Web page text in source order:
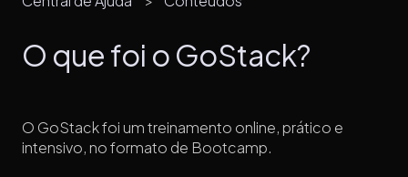
O que foi o GoStack?
O GoStack foi um treinamento online, prático e
intensivo, no formato de Bootcamp.